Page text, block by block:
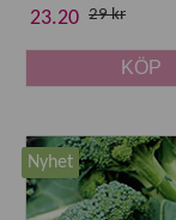
23.20 29 kr
KÖP
Nyhet